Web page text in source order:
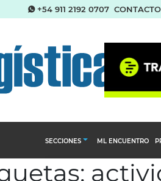
+54 911 2192 0707 CONTACTO
SECCIONES
Abastecimiento y compras
ML ENCUENTRO